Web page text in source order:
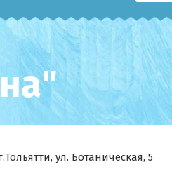
ул. Ботаническая, 5